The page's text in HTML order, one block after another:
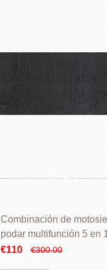
Combinación de
podar multifunción 5 en
€110
€300.00